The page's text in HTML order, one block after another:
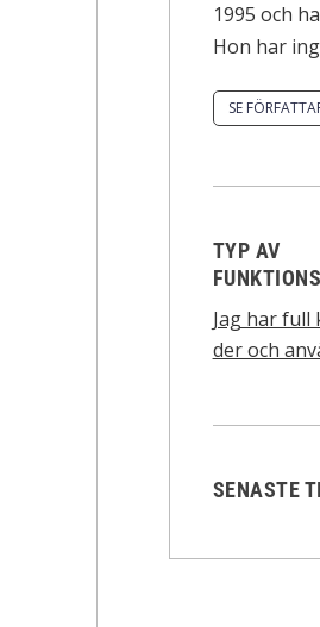
1995 och
Hon har
SE
TYP AV
Jag har full
der och
SENASTE